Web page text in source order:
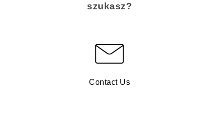
szukasz?
Contact Us